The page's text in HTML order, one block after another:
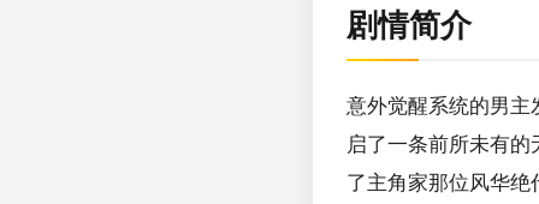
剧情简介
意外觉醒系统的男主
启了一条前所未有
了主角家那位风华